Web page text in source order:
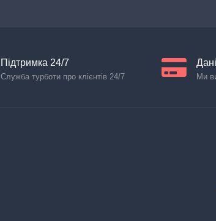
Підтримка 24/7
Служба турботи про клієнтів 24/7 Ми